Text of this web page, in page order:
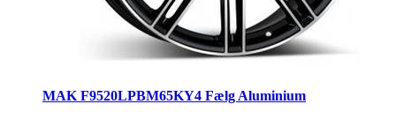
MAK F9520LPBM65KY4 Fælg Aluminium